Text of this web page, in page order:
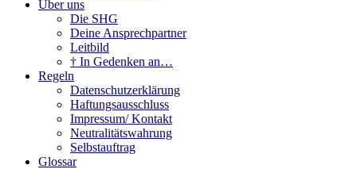
Über uns
Die SHG
Deine Ansprechpartner
Leitbild
† In Gedenken an…
Regeln
Datenschutzerklärung
Haftungsausschluss
Impressum/ Kontakt
Neutralitätswahrung
Selbstauftrag
Glossar